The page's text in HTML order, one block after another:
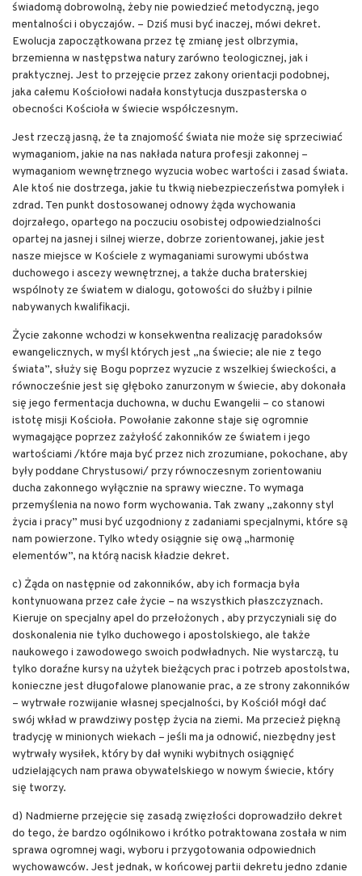
świadomą dobrowolną, żeby nie powiedzieć metodyczną, jego
mentalności i obyczajów. – Dziś musi być inaczej, mówi dekret.
Ewolucja zapoczątkowana przez tę zmianę jest olbrzymia,
brzemienna w następstwa natury zarówno teologicznej, jak i
praktycznej. Jest to przejęcie przez zakony orientacji podobnej,
jaka całemu Kościołowi nadała konstytucja duszpasterska o
obecności Kościoła w świecie współczesnym.
Jest rzeczą jasną, że ta znajomość świata nie może się sprzeciwiać
wymaganiom, jakie na nas nakłada natura profesji zakonnej –
wymaganiom wewnętrznego wyzucia wobec wartości i zasad świata.
Ale ktoś nie dostrzega, jakie tu tkwią niebezpieczeństwa pomyłek i
zdrad. Ten punkt dostosowanej odnowy żąda wychowania
dojrzałego, opartego na poczuciu osobistej odpowiedzialności
opartej na jasnej i silnej wierze, dobrze zorientowanej, jakie jest
nasze miejsce w Kościele z wymaganiami surowymi ubóstwa
duchowego i ascezy wewnętrznej, a także ducha braterskiej
wspólnoty ze światem w dialogu, gotowości do służby i pilnie
nabywanych kwalifikacji.
Życie zakonne wchodzi w konsekwentna realizację paradoksów
ewangelicznych, w myśl których jest „na świecie; ale nie z tego
świata”, służy się Bogu poprzez wyzucie z wszelkiej świeckości, a
równocześnie jest się głęboko zanurzonym w świecie, aby dokonała
się jego fermentacja duchowna, w duchu Ewangelii – co stanowi
istotę misji Kościoła. Powołanie zakonne staje się ogromnie
wymagające poprzez zażyłość zakonników ze światem i jego
wartościami /które maja być przez nich zrozumiane, pokochane, aby
były poddane Chrystusowi/ przy równoczesnym zorientowaniu
ducha zakonnego wyłącznie na sprawy wieczne. To wymaga
przemyślenia na nowo form wychowania. Tak zwany „zakonny styl
życia i pracy” musi być uzgodniony z zadaniami specjalnymi, które są
nam powierzone. Tylko wtedy osiągnie się ową „harmonię
elementów”, na którą nacisk kładzie dekret.
c) Żąda on następnie od zakonników, aby ich formacja była
kontynuowana przez całe życie – na wszystkich płaszczyznach.
Kieruje on specjalny apel do przełożonych , aby przyczyniali się do
doskonalenia nie tylko duchowego i apostolskiego, ale także
naukowego i zawodowego swoich podwładnych. Nie wystarczą, tu
tylko doraźne kursy na użytek bieżących prac i potrzeb apostolstwa,
konieczne jest długofalowe planowanie prac, a ze strony zakonników
– wytrwałe rozwijanie własnej specjalności, by Kościół mógł dać
swój wkład w prawdziwy postęp życia na ziemi. Ma przecież piękną
tradycję w minionych wiekach – jeśli ma ja odnowić, niezbędny jest
wytrwały wysiłek, który by dał wyniki wybitnych osiągnięć
udzielających nam prawa obywatelskiego w nowym świecie, który
się tworzy.
d) Nadmierne przejęcie się zasadą zwięzłości doprowadziło dekret
do tego, że bardzo ogólnikowo i krótko potraktowana została w nim
sprawa ogromnej wagi, wyboru i przygotowania odpowiednich
wychowawców. Jest jednak, w końcowej partii dekretu jedno zdanie